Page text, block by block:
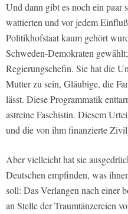
Und dann gibt es noch ein paar
wattierten und vor jedem
Politikhofstaat kaum gehört
Schweden-Demokraten
Regierungschefin. Sie hat die
Mutter zu sein, Gläubige, die
lässt. Diese Programmatik
astreine Faschistin. Diesem
und die von ihm finanzierte
Aber vielleicht hat sie
Deutschen empfinden, was
soll: Das Verlangen nach einer
an Stelle der Traumtänzereien